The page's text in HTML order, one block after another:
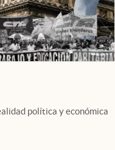
política y económica